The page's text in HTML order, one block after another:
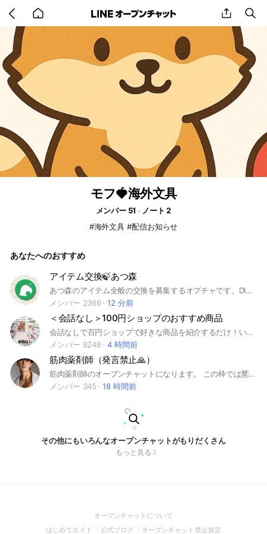
back
to
share
モフ🍓海外文具
メンバー 51
ノート 2
#海外文具 #配信お知らせ
あなたへのおすすめ
アイテム交換🍃あつ森
あつ森のアイテム全般の交換を募集するオプチャです。DIYレシピ・家具、マイル家具、化石などのトレードもOK！ネチケットを守って自由に参加してください。 #あつ森 #あつまれどうぶつの森 #どうぶつの森 #Switch #交換 #お触り #レシピ #家具 #化石 #アイテム #募集 #通信 #交流 #攻略 #イベント #初心者 #島 #情報
メンバー 2366
12 分前
＜会話なし＞100円ショップのおすすめ商品
会話なしで百円ショップで好きな商品を紹介するだけ！いい商品に出会えますように！ #DAISO #ダイソー #seria #セリア #cando #キャンドゥ #雑貨 #ワンコイン #100均 #100円 #百均
メンバー 8248
4 時間前
筋肉薬剤師（発言禁止🙏）
筋肉薬剤師のオープンチャットになります。 この枠では🈲誹謗中傷禁止です。 明るく仲良く元気良く、みんなで良い枠を作って行きましょう🫶
メンバー 345
18 時間前
その他にもいろんなオープンチャットがもりだくさん
もっと見る
オープンチャットについて
in
はじめてガイド (Open
公式ブログ (Open
オープンチャット禁止規定(Open